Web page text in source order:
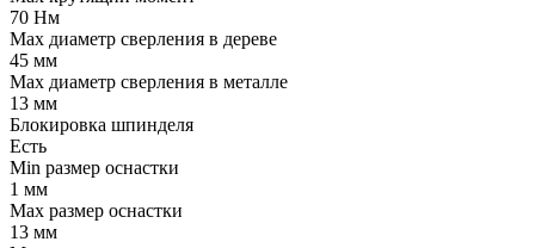
70 Нм
Мах диаметр сверления в дереве
45 мм
Max диаметр сверления в металле
13 мм
Блокировка шпинделя
Есть
Min размер оснастки
1 мм
Мах размер оснастки
13 мм